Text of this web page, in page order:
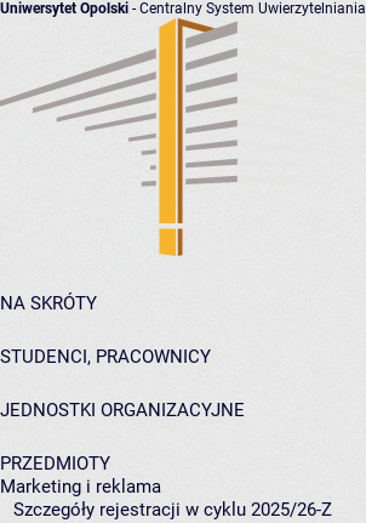
Uniwersytet Opolski - Centralny System Uwierzytelniania
NA SKRÓTY
STUDENCI, PRACOWNICY
JEDNOSTKI ORGANIZACYJNE
PRZEDMIOTY
Marketing i reklama
Szczegóły rejestracji w cyklu 2025/26-Z